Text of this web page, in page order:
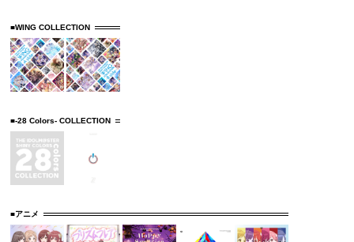
■WING COLLECTION
■-28 Colors- COLLECTION
■アニメ